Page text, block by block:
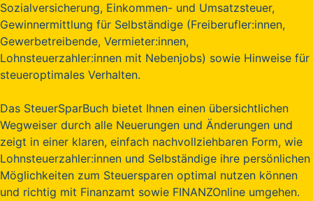
Sozialversicherung, Einkommen- und Umsatzsteuer,
Gewinnermittlung für Selbständige (Freiberufler:innen,
Gewerbetreibende, Vermieter:innen,
Lohnsteuerzahler:innen mit Nebenjobs) sowie Hinweise für
steueroptimales Verhalten.
Das SteuerSparBuch bietet Ihnen einen übersichtlichen
Wegweiser durch alle Neuerungen und Änderungen und
zeigt in einer klaren, einfach nachvollziehbaren Form, wie
Lohnsteuerzahler:innen und Selbständige ihre persönlichen
Möglichkeiten zum Steuersparen optimal nutzen können
und richtig mit Finanzamt sowie FINANZOnline umgehen.